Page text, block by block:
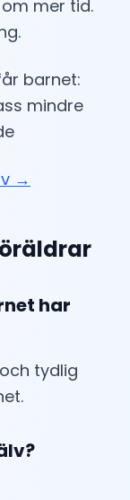
mer tid.
barnet:
mindre
→
har
tydlig